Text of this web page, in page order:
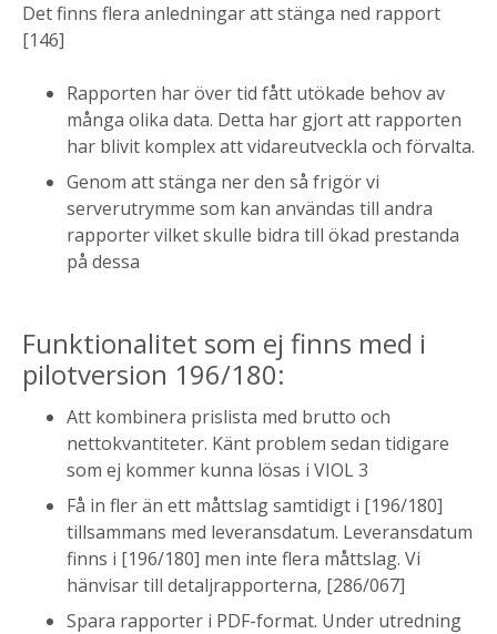
Det finns flera anledningar att stänga ned rapport
[146]
Rapporten har över tid fått utökade behov av
många olika data. Detta har gjort att rapporten
har blivit komplex att vidareutveckla och förvalta.
Genom att stänga ner den så frigör vi
serverutrymme som kan användas till andra
rapporter vilket skulle bidra till ökad prestanda
på dessa
Funktionalitet som ej finns med i
pilotversion 196/180:
Att kombinera prislista med brutto och
nettokvantiteter. Känt problem sedan tidigare
som ej kommer kunna lösas i VIOL 3
Få in fler än ett måttslag samtidigt i [196/180]
tillsammans med leveransdatum. Leveransdatum
finns i [196/180] men inte flera måttslag. Vi
hänvisar till detaljrapporterna, [286/067]
Spara rapporter i PDF-format. Under utredning